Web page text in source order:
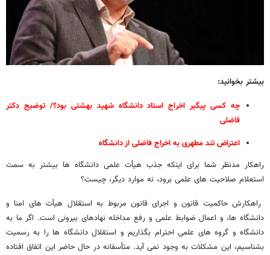
بیشتر بخوانید:
چه کسی پیگیر اخراج استاد دانشگاه شهید بهشتی بود؟/ توضیح دکتر
فاضلی
اعتراض تند مطهری به اخراج فاضلی از دانشگاه
راهکار مدنظر شما برای اینکه جذب هیأت علمی دانشگاه ها بیشتر به سمت
استعلام صلاحیت های علمی برود، نه موارد دیگر، چیست؟
راهکارش حاکمیت قانون و اجرای قانون مربوط به استقلال هیأت های امنا و
دانشگاه ها، و اعمال ضوابط علمی و رفع مداخله نهادهای بیرونی است. اگر ما به
دانشگاه و گروه های علمی احترام بگذاریم و استقلال دانشگاه ها را به رسمیت
بشناسیم، این مشکلات به وجود نمی آید. متأسفانه در حال حاضر این اتفاق افتاده